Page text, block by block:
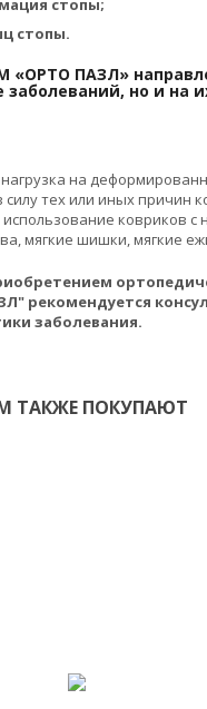
стопы.
«ОРТО ПАЗЛ»
заболеваний, но и на
на
тех или иных причин
ковриков с
мягкие шишки, мягкие
рекомендуется
заболевания.
ТАКЖЕ ПОКУПАЮТ